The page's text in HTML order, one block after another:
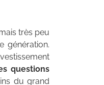
très peu
génération.
questions
du grand